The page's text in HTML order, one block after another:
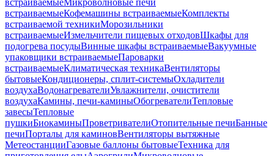
встраиваемыеМикроволновые печи
встраиваемыеКофемашины встраиваемыеКомплекты
встраиваемой техникиМорозильники
встраиваемыеИзмельчители пищевых отходовШкафы для
подогрева посудыВинные шкафы встраиваемыеВакуумные
упаковщики встраиваемыеПароварки
встраиваемыеКлиматическая техникаВентиляторы
бытовыеКондиционеры, сплит-системыОхладители
воздухаВодонагревателиУвлажнители, очистители
воздухаКамины, печи-каминыОбогревателиТепловые
завесыТепловые
пушкиБиокаминыПроветривателиОтопительные печиБанные
печиПорталы для каминовВентиляторы вытяжные
МетеостанцииГазовые баллоны бытовыеТехника для